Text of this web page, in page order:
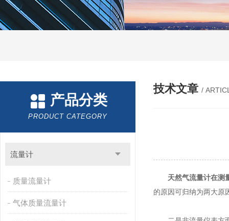
产品分类
PRODUCT CATEGORY
流量计
质量流量计
气体质量流量计
技术文章 /
天然气流量计在测
的原因可归纳为两大原